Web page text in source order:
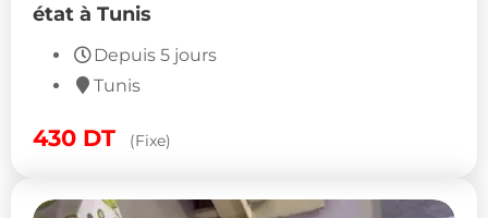
état à Tunis
Depuis 5 jours
Tunis
430 DT (Fixe)